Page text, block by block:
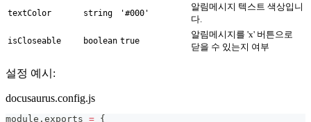
textColor string '#000'
알림메시지 텍스트 색상입니
다.
isCloseable boolean true
알림메시지를 'x' 버튼으로
닫을 수 있는지 여부
설정 예시:
docusaurus.config.js
module . exports = {